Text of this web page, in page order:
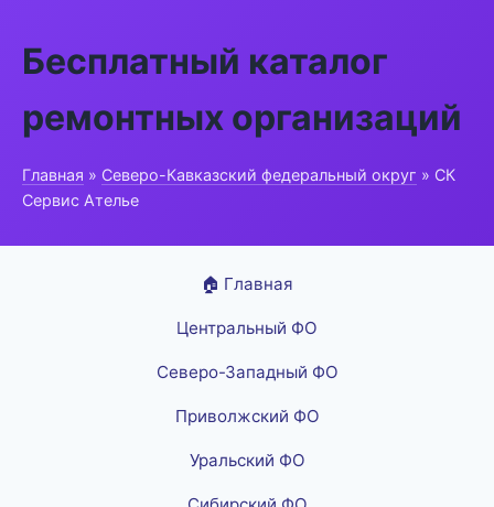
Бесплатный каталог
ремонтных организаций
Главная » Северо-Кавказский федеральный округ » СК
Сервис Ателье
🏠 Главная
Центральный ФО
Северо-Западный ФО
Приволжский ФО
Уральский ФО